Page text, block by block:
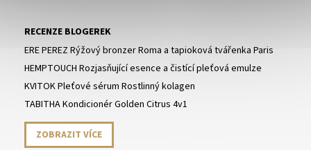
RECENZE BLOGEREK
ERE PEREZ Rýžový bronzer Roma a tapioková tvářenka Paris
HEMPTOUCH Rozjasňující esence a čistící pleťová emulze
KVITOK Pleťové sérum Rostlinný kolagen
TABITHA Kondicionér Golden Citrus 4v1
ZOBRAZIT VÍCE